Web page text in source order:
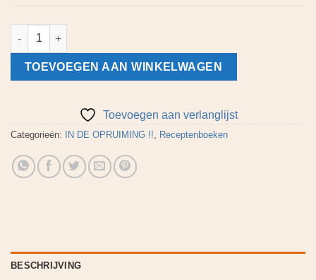
Receptenboek Leon Happy Baking en het receptenboek
TOEVOEGEN AAN WINKELWAGEN
Toevoegen aan verlanglijst
Categorieën: IN DE OPRUIMING !! Receptenboeken
BESCHRIJVING